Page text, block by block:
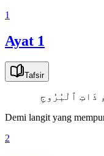
1
Ayat 1
Tafsir
ذَاتِ ٱلْبُرُوجِ
Demi langit yang
2